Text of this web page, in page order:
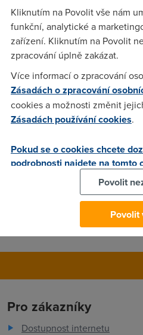
Spousta zmen se udala v
budou rikat Telefónica O2 a
HomeStandard coz sem
nedostavam a pak nove zase
ADSL coz jeste pred mesicem
Heady(21.6.2006 17:38:30)
nazev je Telefonica O2 Czech
(21.6.2006 18:38:45)
sem si v euforii rozcileni
Pro zákazníky
Dostupnost internetu
Kliknutím na Povolit vše nám
funkční, analytické a
zařízení. Kliknutím na Povolit
zpracování úplně zakázat.
Více informací o zpracování
Zásadách o zpracování
cookies a možnosti změnit
Zásadách používání cookies.
Pokud se o cookies chcete
podrobnosti najdete na tomto
Povolit
Povolit